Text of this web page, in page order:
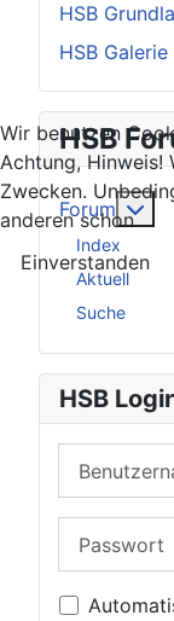
HSB
HSB Galerie
HSB
Forum
Index
Aktuell
Suche
HSB
Wir benutzen
Achtung, Hinweis!
Zwecken.
anderen schon.
Einverstanden